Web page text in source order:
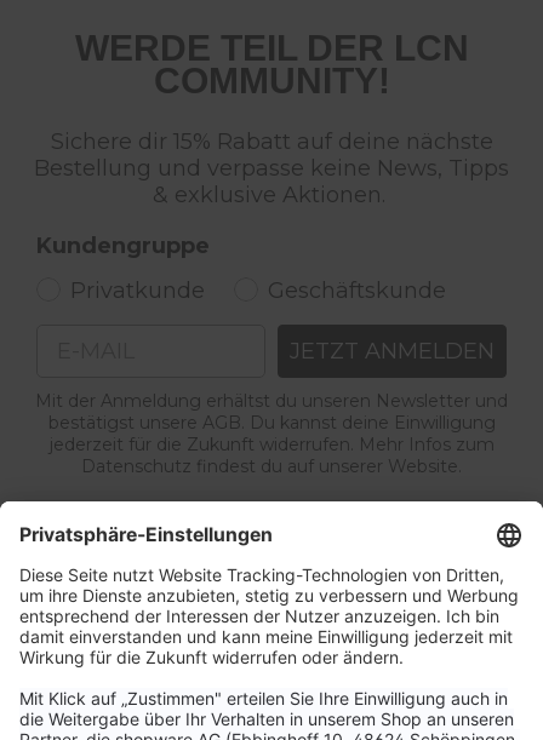
WERDE TEIL DER LCN
COMMUNITY!
Sichere dir 15% Rabatt auf deine nächste
Bestellung und verpasse keine News, Tipps
& exklusive Aktionen.
Kundengruppe
Privatkunde
Geschäftskunde
JETZT ANMELDEN
Mit der Anmeldung erhältst du unseren Newsletter und
bestätigst unsere AGB. Du kannst deine Einwilligung
jederzeit für die Zukunft widerrufen. Mehr Infos zum
Datenschutz findest du auf unserer Website.
Service & Kontakt